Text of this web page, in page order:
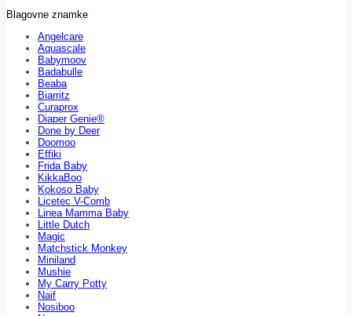
Blagovne znamke
Angelcare
Aquascale
Babymoov
Badabulle
Beaba
Biarritz
Curaprox
Diaper Genie®
Done by Deer
Doomoo
Effiki
Frida Baby
KikkaBoo
Kokoso Baby
Licetec V-Comb
Linea Mamma Baby
Little Dutch
Magic
Matchstick Monkey
Miniland
Mushie
My Carry Potty
Naif
Nosiboo